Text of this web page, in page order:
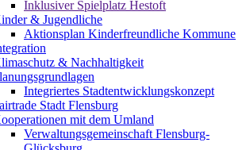
Inklusiver Spielplatz Hestoft
& Jugendliche
Aktionsplan Kinderfreundliche Kommune
& Nachhaltigkeit
Integriertes Stadtentwicklungskonzept
Stadt Flensburg
mit dem Umland
Verwaltungsgemeinschaft Flensburg-